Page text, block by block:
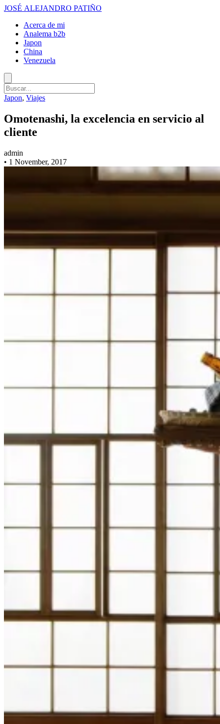
JOSÉ ALEJANDRO PATIÑO
Acerca de mi
Analema b2b
Japon
China
Venezuela
Japon, Viajes
Omotenashi, la excelencia en servicio al
cliente
admin
• 1 November, 2017